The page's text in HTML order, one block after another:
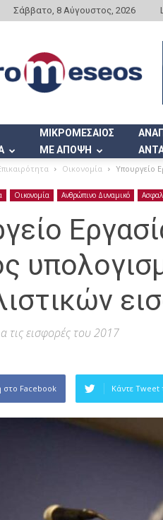
Σάββατο, 8 Αύγουστος, 2026
ΜΙΚΡΟΜΕΣΑΙΟΣ
ΜΕ ΑΠΟΨΗ
Οικονομία Υπουργείο
Οικονομία Ανθρώπινο Δυναμικό
τις εισφορές του 2017
στο Facebook Κάντε Tweet